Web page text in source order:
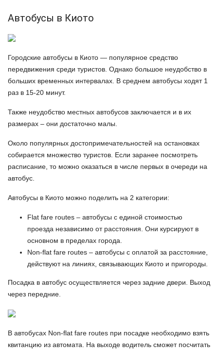
Автобусы в Киото
Городские автобусы в Киото — популярное средство
передвижения среди туристов. Однако большое неудобство в
больших временных интервалах. В среднем автобусы ходят 1
раз в 15-20 минут.
Также неудобство местных автобусов заключается и в их
размерах – они достаточно малы.
Около популярных достопримечательностей на остановках
собирается множество туристов. Если заранее посмотреть
расписание, то можно оказаться в числе первых в очереди на
автобус.
Автобусы в Киото можно поделить на 2 категории:
Flat fare routes – автобусы с единой стоимостью
проезда независимо от расстояния. Они курсируют в
основном в пределах города.
Non-flat fare routes – автобусы с оплатой за расстояние,
действуют на линиях, связывающих Киото и пригороды.
Посадка в автобус осуществляется через задние двери. Выход
через передние.
В автобусах Non-flat fare routes при посадке необходимо взять
квитанцию из автомата. На выходе водитель сможет посчитать